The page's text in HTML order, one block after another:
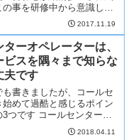
事を研修中から意識して
研修が少し楽になります。
2017.11.19
ターオペレーターは、
ビスを隅々まで知らな
夫です
書きましたが、コールセ
始めて過酷と感じるポイン
3つです コールセンターオ
感じるストレス 1. 製品・サ
2018.04.11